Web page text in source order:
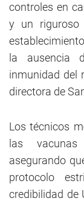
controles en
y un riguroso
la ausencia
inmunidad del
directora de
Los técnicos
las
asegurando
protocolo
credibilidad de